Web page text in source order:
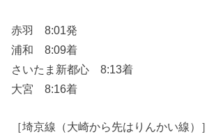
赤羽 8:01発
浦和 8:09着
さいたま新都心 8:13着
大宮 8:16着
［埼京線（大崎から先はりんかい線）］